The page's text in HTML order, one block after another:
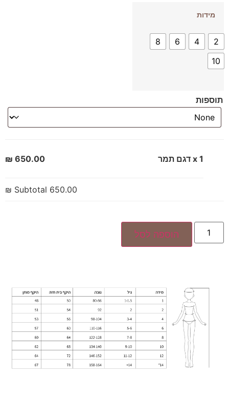
מידות
2
4
6
8
10
תוספות
x 1 דגם תמר 650.00 ₪
Subtotal 650.00 ₪
הוספה לסל